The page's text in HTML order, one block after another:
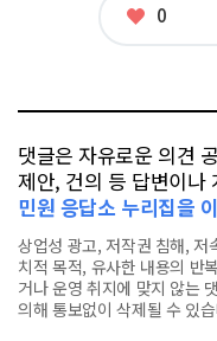
좋
0
댓글은 자유로운 의견
제안, 건의 등 답변이나
민원 응답소 누리집을
상업성 광고, 저작권 침해, 저
치적 목적, 유사한 내용의 반
거나 운영 취지에 맞지 않는
의해 통보없이 삭제될 수 있